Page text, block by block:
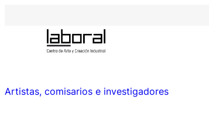
Artistas, comisarios e investigadores